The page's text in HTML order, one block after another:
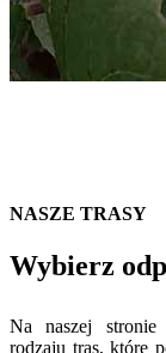
NASZE TRASY
Wybierz
Na naszej stronie
rodzaju tras, które